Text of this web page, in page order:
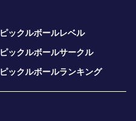
ピックルボールレベル
ピックルボールサークル
ピックルボールランキング